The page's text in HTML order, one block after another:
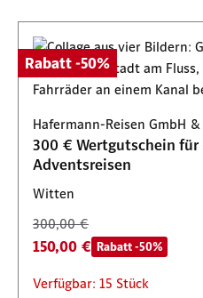
Rabatt -50%
Hafermann-Reisen GmbH &
300 € Wertgutschein für
Adventsreisen
Witten
300,00 €
150,00 € Rabatt -50%
Verfügbar: 15 Stück